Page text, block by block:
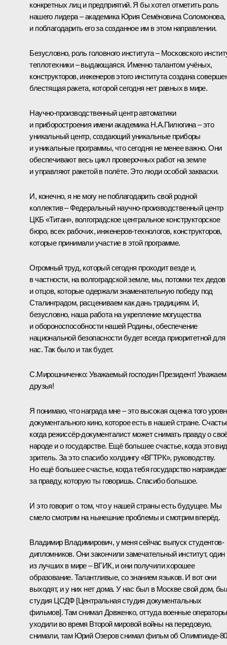
конкретных лиц и предприятий. Я бы хотел отметить роль
нашего лидера – академика Юрия Семёновича Соломонова,
и поблагодарить его за созданное им в этом направлении.
Безусловно, роль головного института – Московского
теплотехники – выдающаяся. Именно талантом учёных,
конструкторов, инженеров этого института создана
блестящая ракета, которой сегодня нет равных в мире.
Научно-производственный центр автоматики
и приборостроения имени академика Н.А.Пилюгина – это
уникальный центр, создающий уникальные приборы
и уникальные программы, что сегодня не менее важно. Они
обеспечивают весь цикл проверочных работ на земле
и управляют ракетой в полёте. Это люди особой закваски.
И, конечно, я не могу не поблагодарить свой родной
коллектив – Федеральный научно-производственный центр
ЦКБ «Титан», волгоградское центральное конструкторское
бюро, всех рабочих, инженеров-технологов, конструкторов,
которые принимали участие в этой программе.
Огромный труд, который сегодня проходит везде и,
в частности, на волгоградской земле, мы, потомки тех дедов
и отцов, которые одержали знаменательную победу под
Сталинградом, расцениваем как дань традициям. И,
безусловно, наша работа на укрепление могущества
и обороноспособности нашей Родины, обеспечение
национальной безопасности будет всегда приоритетной для
нас. Так было и так будет.
С.Мирошниченко: Уважаемый господин Президент!
друзья!
Я понимаю, что награда мне – это высокая оценка того
документального кино, которое есть в нашей стране.
когда режиссёр-документалист может снимать правду о
народе и о государстве. Ещё большее счастье, когда это
зритель. За это спасибо холдингу «ВГТРК», руководству.
Но ещё большее счастье, когда тебя государство
за правду, которую ты говоришь. Спасибо большое.
И это говорит о том, что у нашей страны есть будущее. Мы
смело смотрим на нынешние проблемы и смотрим вперёд.
Владимир Владимирович, у меня сейчас выпуск студентов-
дипломников. Они закончили замечательный институт, один
из лучших в мире – ВГИК, и они получили хорошее
образование. Талантливые, со знанием языков. И вот они
выходят, и у них нет дома. У нас был в Москве свой дом,
студия ЦСДФ [Центральная студия документальных
фильмов]. Там снимал Довженко, оттуда военные операторы
уходили во время Второй мировой войны на передовую,
снимали, там Юрий Озеров снимал фильм об Олимпиаде-